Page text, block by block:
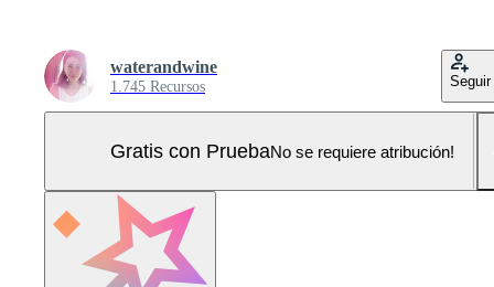
waterandwine
1.745 Recursos Seguir
Gratis con PruebaNo se requiere atribución!